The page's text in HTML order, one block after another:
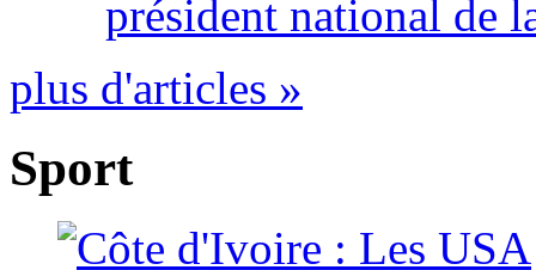
président national de
plus d'articles »
Sport